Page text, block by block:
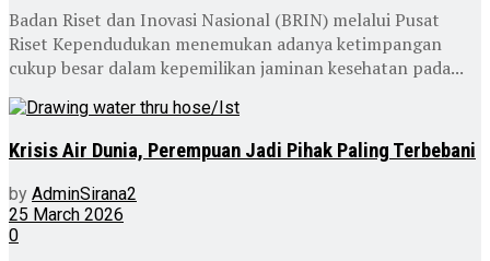
Badan Riset dan Inovasi Nasional (BRIN) melalui Pusat
Riset Kependudukan menemukan adanya ketimpangan
cukup besar dalam kepemilikan jaminan kesehatan pada...
Krisis Air Dunia, Perempuan Jadi Pihak Paling Terbebani
by AdminSirana2
25 March 2026
0